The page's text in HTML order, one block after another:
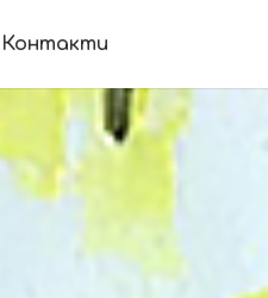
Контакти